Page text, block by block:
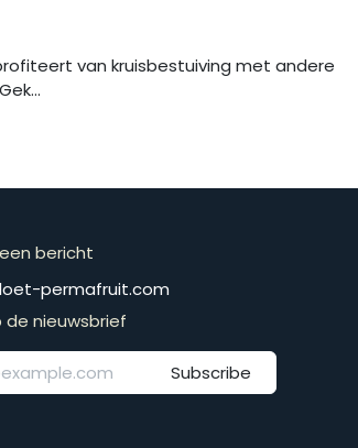
van kruisbestuiving met andere
bericht
​p​e​r​m​a​f​r​u​it​.​c​o​m
de nieuwsbrief
Subscribe